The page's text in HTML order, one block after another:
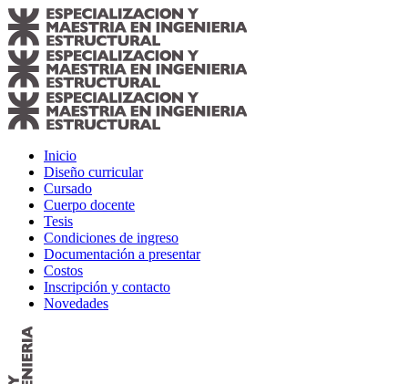
Inicio
Diseño curricular
Cursado
Cuerpo docente
Tesis
Condiciones de ingreso
Documentación a presentar
Costos
Inscripción y contacto
Novedades